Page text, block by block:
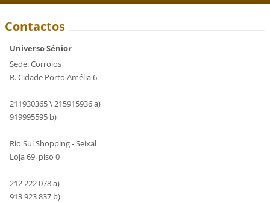
Contactos
Universo Sénior
Sede: Corroios
R. Cidade Porto Amélia 6
211930365 \ 215915936 a)
919995595 b)
Rio Sul Shopping - Seixal
Loja 69, piso 0
212 222 078 a)
913 923 837 b)